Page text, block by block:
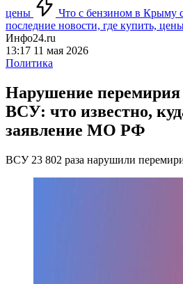
цены
Что с бензином в Крыму
последние новости, где купить,
Инфо24.ru
13:17 11 мая 2026
Политика
Нарушение перемирия
ВСУ: что известно,
заявление МО РФ
ВСУ 23 802 раза нарушили